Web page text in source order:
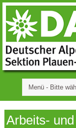
Arbeits-